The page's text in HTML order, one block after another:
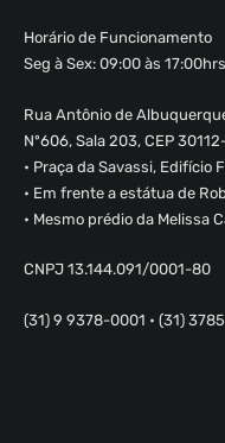
Horário de Funcionamento
Seg à Sex: 09:00 às 17:00hrs
Rua Antônio de
Nº606, Sala 203, CEP
• Praça da Savassi, Edifício
• Em frente a estátua de
• Mesmo prédio da Melissa
CNPJ 13.144.091/0001-80
(31) 9 9378-0001 • (31)